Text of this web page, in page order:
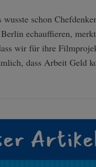
schon
echauffieren,
wir für ihre
dass Arbeit Geld